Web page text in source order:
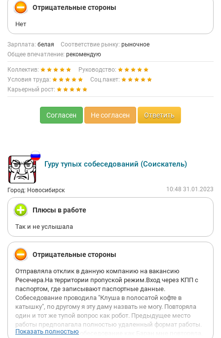
Отрицательные стороны
Нет
Зарплата: белая Соответствие рынку: рыночное
Общее впечатление: рекомендую
Коллектив:
Руководство:
Условия труда:
Соц.пакет:
Карьерный рост:
Согласен Не согласен Ответить
Гуру тупых собеседований (Соискатель)
Город: Новосибирск 10:48 31.01.2023
Плюсы в работе
Так и не услышала
Отрицательные стороны
Отправляла отклик в данную компанию на вакансию
Ресечера.На территории пропуской режим.Вход через КПП с
паспортом, где записывают паспортные данные.
Собеседование проводила "Клуша в полосатой кофте в
катышку", по другому я эту даму назвать не могу. Повторяла
один и тот же тупой вопрос как робот. Предыдущее место
работы предполагала полностью удаленный формат работы.
Дама проводившая собеседование как Баран мне повторяла,
Показать полностью